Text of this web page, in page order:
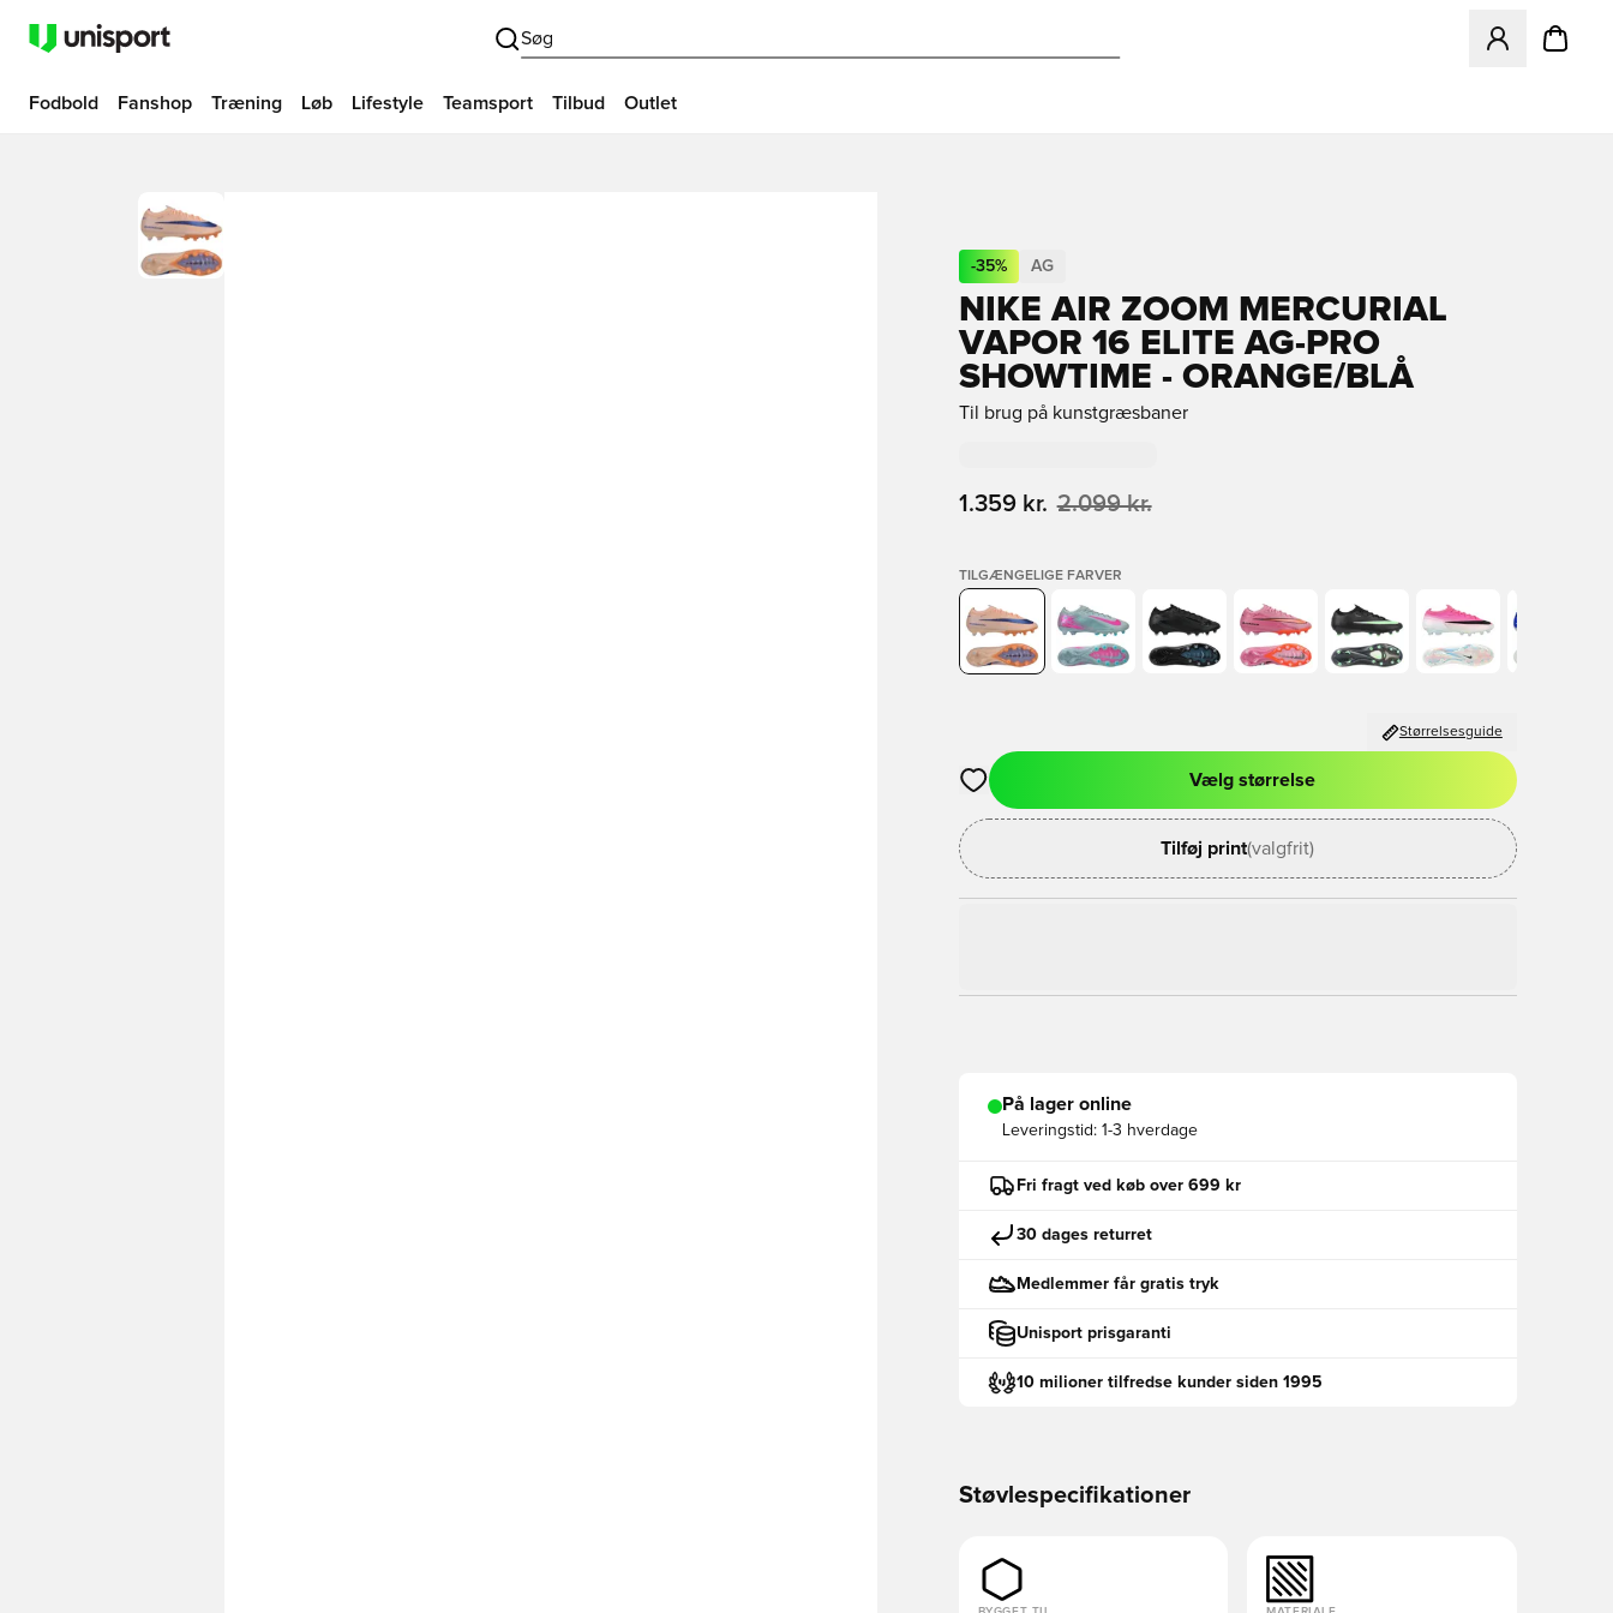
Søg
Åbner en
Fodbold Fanshop Træning Løb Lifestyle Teamsport Tilbud Outlet
-35% AG
NIKE AIR ZOOM MERCURIAL
VAPOR 16 ELITE AG-PRO
SHOWTIME - ORANGE/BLÅ
Til brug på kunstgræsbaner
1.359 kr. 2.099 kr.
TILGÆNGELIGE FARVER
Størrelsesguide
Åbner en Modal til at logge ind eller tilmelde dig som medlem
Vælg størrelse
Tilføj print(valgfrit)
På lager online
Leveringstid: 1-3 hverdage
Fri fragt ved køb over 699 kr
30 dages returret
Medlemmer får gratis tryk
Unisport prisgaranti
10 milioner tilfredse kunder siden 1995
Støvlespecifikationer